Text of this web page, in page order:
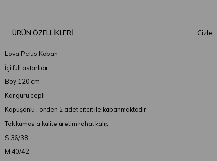
ÜRÜN ÖZELLIKLERI
Lova Pelus Kaban
İçi full astarlıdır
Boy 120 cm
Kanguru cepli
Kapüşonlu , önden 2 adet cıtcıt ile kapanmaktadır
Tok kumas a kalite üretim rahat kalıp
S 36/38
M 40/42